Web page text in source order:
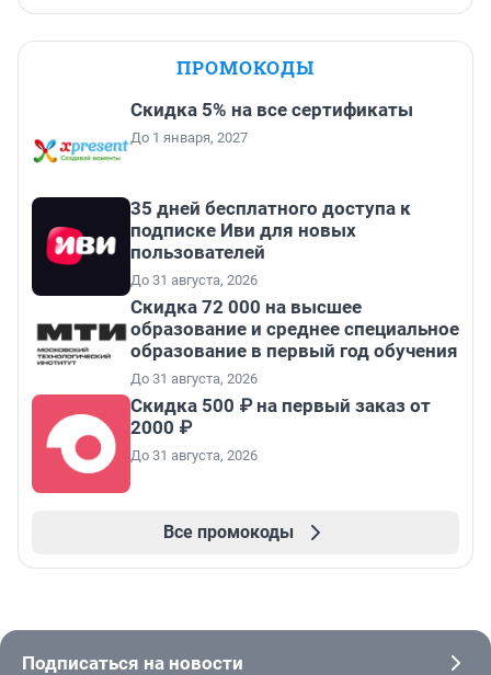
ПРОМОКОДЫ
Скидка 5% на все сертификаты
До 1 января, 2027
35 дней бесплатного доступа к
подписке Иви для новых
пользователей
До 31 августа, 2026
Скидка 72 000 на высшее
образование и среднее специальное
образование в первый год обучения
До 31 августа, 2026
Скидка 500 ₽ на первый заказ от
2000 ₽
До 31 августа, 2026
Все промокоды
Подписаться на новости